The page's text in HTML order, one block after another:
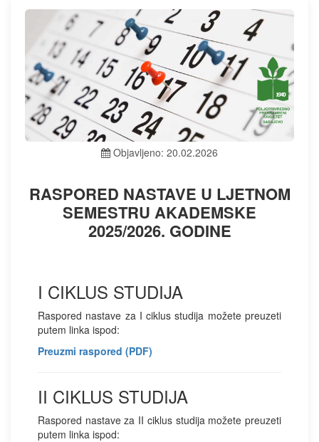
Objavljeno: 20.02.2026
RASPORED NASTAVE U LJETNOM
SEMESTRU AKADEMSKE
2025/2026. GODINE
I CIKLUS STUDIJA
Raspored nastave za I ciklus studija možete preuzeti
putem linka ispod:
Preuzmi raspored (PDF)
II CIKLUS STUDIJA
Raspored nastave za II ciklus studija možete preuzeti
putem linka ispod: